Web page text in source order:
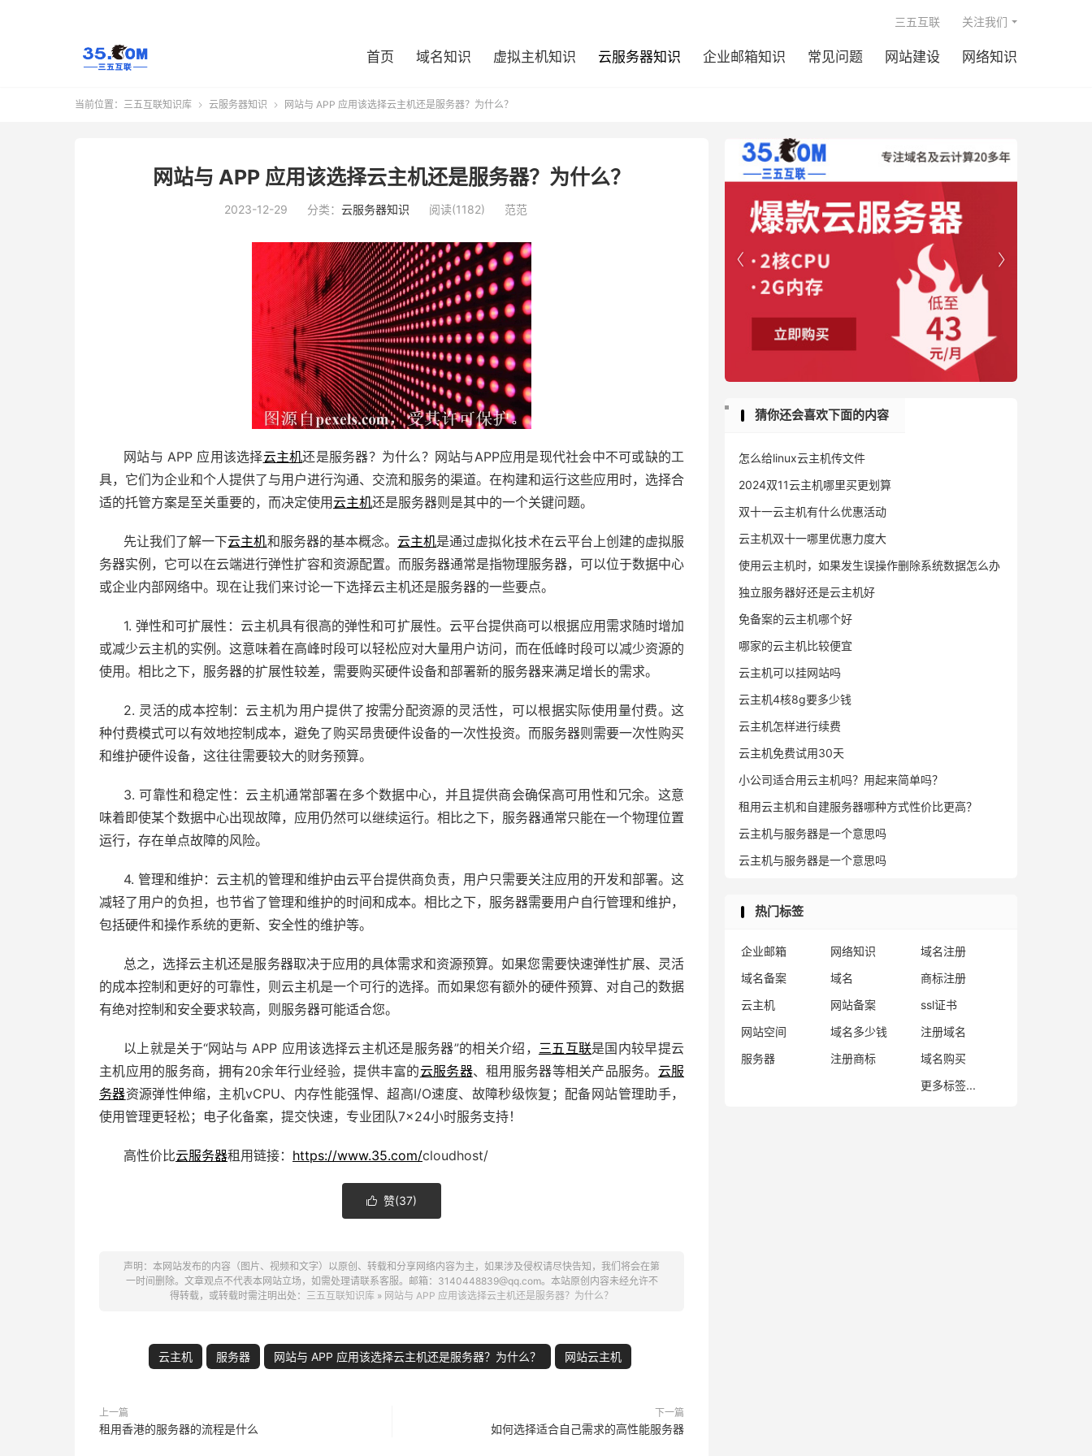
首页 域名知识 虚拟主机知识 云服务器知识 企业邮箱知识 常见问题 网站建设 网络知识
三五互联 关注我们
当前位置： 三五互联知识库  云服务器知识  网站与 APP 应用该选择云主机还是服务器？为什么？
网站与 APP 应用该选择云主机还是服务器？为什么？
2023-12-29 分类： 云服务器知识 阅读(1182) 范范
网站与 APP 应用该选择云主机还是服务器？为什么？网站与APP应用是现代社会中不可或缺的工
具，它们为企业和个人提供了与用户进行沟通、交流和服务的渠道。在构建和运行这些应用时，选择合
适的托管方案是至关重要的，而决定使用云主机还是服务器则是其中的一个关键问题。
先让我们了解一下云主机和服务器的基本概念。云主机是通过虚拟化技术在云平台上创建的虚拟服
务器实例，它可以在云端进行弹性扩容和资源配置。而服务器通常是指物理服务器，可以位于数据中心
或企业内部网络中。现在让我们来讨论一下选择云主机还是服务器的一些要点。
1. 弹性和可扩展性：云主机具有很高的弹性和可扩展性。云平台提供商可以根据应用需求随时增加
或减少云主机的实例。这意味着在高峰时段可以轻松应对大量用户访问，而在低峰时段可以减少资源的
使用。相比之下，服务器的扩展性较差，需要购买硬件设备和部署新的服务器来满足增长的需求。
2. 灵活的成本控制：云主机为用户提供了按需分配资源的灵活性，可以根据实际使用量付费。这
种付费模式可以有效地控制成本，避免了购买昂贵硬件设备的一次性投资。而服务器则需要一次性购买
和维护硬件设备，这往往需要较大的财务预算。
3. 可靠性和稳定性：云主机通常部署在多个数据中心，并且提供商会确保高可用性和冗余。这意
味着即使某个数据中心出现故障，应用仍然可以继续运行。相比之下，服务器通常只能在一个物理位置
运行，存在单点故障的风险。
4. 管理和维护：云主机的管理和维护由云平台提供商负责，用户只需要关注应用的开发和部署。这
减轻了用户的负担，也节省了管理和维护的时间和成本。相比之下，服务器需要用户自行管理和维护，
包括硬件和操作系统的更新、安全性的维护等。
总之，选择云主机还是服务器取决于应用的具体需求和资源预算。如果您需要快速弹性扩展、灵活
的成本控制和更好的可靠性，则云主机是一个可行的选择。而如果您有额外的硬件预算、对自己的数据
有绝对控制和安全要求较高，则服务器可能适合您。
以上就是关于“网站与 APP 应用该选择云主机还是服务器”的相关介绍， 三五互联是国内较早提云
主机应用的服务商，拥有20余年行业经验，提供丰富的云服务器、租用服务器等相关产品服务。 云服
务器资源弹性伸缩，主机vCPU、内存性能强悍、超高I/O速度、故障秒级恢复；配备网站管理助手，
使用管理更轻松；电子化备案，提交快速，专业团队7×24小时服务支持！
高性价比云服务器租用链接： https://www.35.com/cloudhost/
 赞(37)
声明：本网站发布的内容（图片、视频和文字）以原创、转载和分享网络内容为主，如果涉及侵权请尽快告知，我们将会在第
一时间删除。文章观点不代表本网站立场，如需处理请联系客服。邮箱：3140448839@qq.com。本站原创内容未经允许不
得转载，或转载时需注明出处： 三五互联知识库 » 网站与 APP 应用该选择云主机还是服务器？为什么？
云主机 服务器 网站与 APP 应用该选择云主机还是服务器？为什么？ 网站云主机
上一篇
租用香港的服务器的流程是什么
下一篇
如何选择适合自己需求的高性能服务器


猜你还会喜欢下面的内容
怎么给linux云主机传文件
2024双11云主机哪里买更划算
双十一云主机有什么优惠活动
云主机双十一哪里优惠力度大
使用云主机时，如果发生误操作删除系统数据怎么办
独立服务器好还是云主机好
免备案的云主机哪个好
哪家的云主机比较便宜
云主机可以挂网站吗
云主机4核8g要多少钱
云主机怎样进行续费
云主机免费试用30天
小公司适合用云主机吗？用起来简单吗？
租用云主机和自建服务器哪种方式性价比更高？
云主机与服务器是一个意思吗
云主机与服务器是一个意思吗
热门标签
企业邮箱 网络知识
域名注册
域名备案
域名
商标注册
云主机
网站备案
ssl证书
网站空间
域名多少钱
注册域名
服务器
注册商标
域名购买
更多标签...